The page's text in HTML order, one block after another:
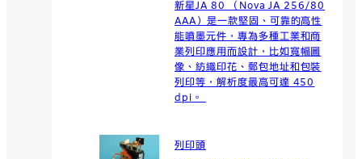
新星JA 80 （Nova JA 256/80
AAA）是一款堅固、可靠的高性
能噴墨元件，專為多種工業和商
業列印應用而設計，比如寬幅圖
像、紡織印花、郵包地址和包裝
列印等，解析度最高可達 450
dpi。
列印頭